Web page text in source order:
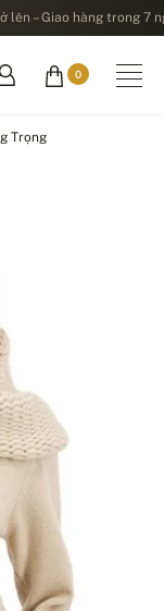
– Giao hàng trong 7
0
Trọng